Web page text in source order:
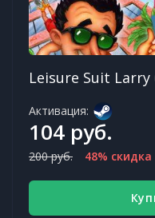
Leisure Suit
Активация:
104 руб.
200 руб. 48% скидка